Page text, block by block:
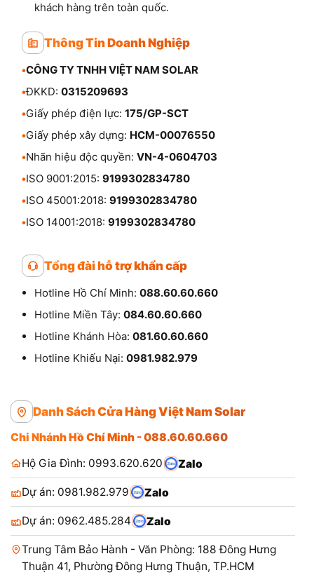
khách hàng trên toàn quốc.
Thông Tin Doanh Nghiệp
•CÔNG TY TNHH VIỆT NAM SOLAR
•ĐKKD: 0315209693
•Giấy phép điện lực: 175/GP-SCT
•Giấy phép xây dựng: HCM-00076550
•Nhãn hiệu độc quyền: VN-4-0604703
•ISO 9001:2015: 9199302834780
•ISO 45001:2018: 9199302834780
•ISO 14001:2018: 9199302834780
Tổng đài hỗ trợ khẩn cấp
Hotline Hồ Chí Minh: 088.60.60.660
Hotline Miền Tây: 084.60.60.660
Hotline Khánh Hòa: 081.60.60.660
Hotline Khiếu Nại: 0981.982.979
Danh Sách Cửa Hàng Việt Nam Solar
Chi Nhánh Hồ Chí Minh - 088.60.60.660
Hộ Gia Đình: 0993.620.620
Zalo
Dự án: 0981.982.979 Zalo
Dự án: 0962.485.284 Zalo
Trung Tâm Bảo Hành - Văn Phòng: 188 Đông Hưng
Thuận 41, Phường Đông Hưng Thuận, TP.HCM